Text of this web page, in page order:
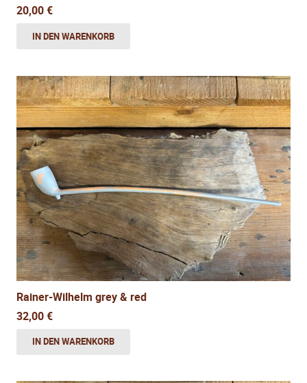
20,00€
IN DEN WARENKORB
Rainer-Wilhelm grey & red
32,00€
IN DEN WARENKORB